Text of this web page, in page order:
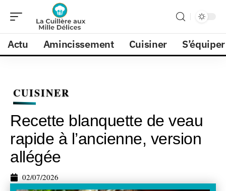
Actu Amincissement Cuisiner S’équiper
CUISINER
Recette blanquette de veau
rapide à l’ancienne, version
allégée
02/07/2026